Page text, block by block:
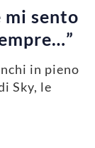
mi sento
in pieno
Sky, le